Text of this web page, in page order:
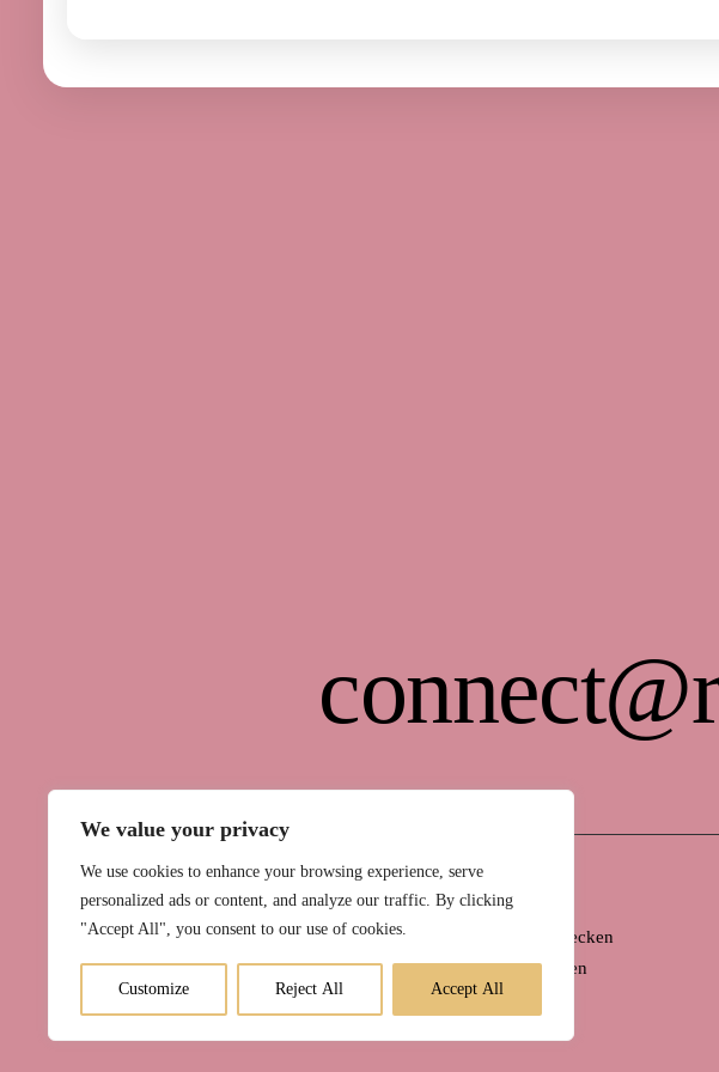
We value your privacy
We use cookies to enhance your browsing experience, serve
personalized ads or content, and analyze our traffic. By clicking
"Accept All", you consent to our use of cookies.
Customize Reject All Accept All
Kurse entdecken
Raum mieten